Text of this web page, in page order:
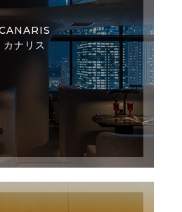
カナリス